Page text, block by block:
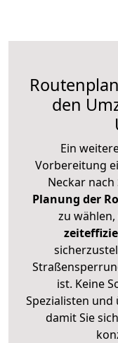
den
Ein
Vorbereitung
Neckar
Planung der
zu
ist. Keine
Spezialisten
damit Sie